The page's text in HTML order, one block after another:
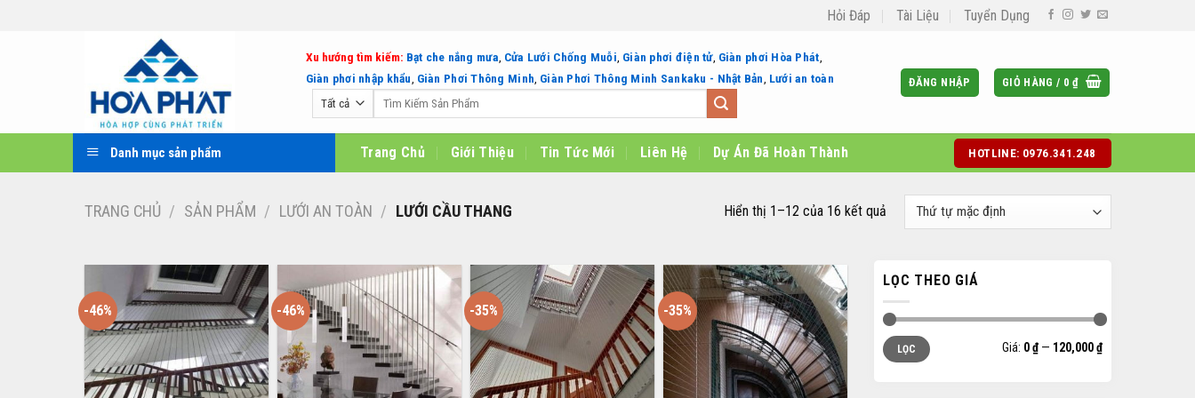
Hỏi Đáp Tài Liệu Tuyển Dụng
Xu hướng tìm kiếm: Bạt che nắng mưa Cửa Lưới Chống Muỗi Giàn phơi điện tử, Giàn phơi Hòa Phát
Giàn phơi nhập khẩu Giàn Phơi Thông Minh Giàn Phơi Thông Minh Sankaku - Nhật Bản Lưới an toàn
Tìm
ĐĂNG NHẬP GIỎ HÀNG / 0 ₫
Danh mục sản phẩm Trang Chủ Giới Thiệu Tin Tức Mới Liên Hệ Dự Án Đã Hoàn Thành HOTLINE: 0976.341.248
TRANG CHỦ / SẢN PHẨM / LƯỚI AN TOÀN / LƯỚI CẦU THANG Hiển thị 1–12 của 16 kết quả
-46% -46% -35% -35%
LỌC THEO GIÁ
Giá
thấp
nhất
Giá
cao
nhất
LỌC Giá: 0 ₫— 120,000 ₫